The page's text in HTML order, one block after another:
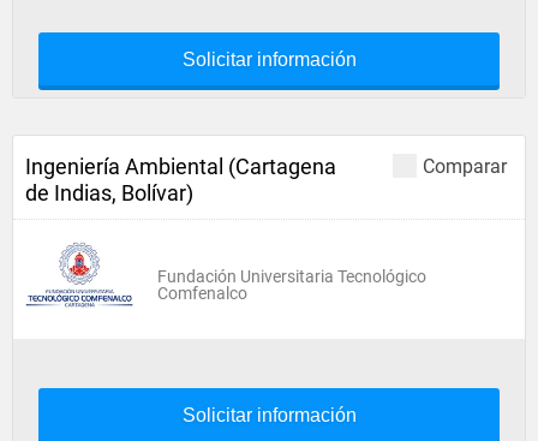
Solicitar información
Comparar
Ingeniería Ambiental (Cartagena
de Indias, Bolívar)
Fundación Universitaria Tecnológico
Comfenalco
Solicitar información